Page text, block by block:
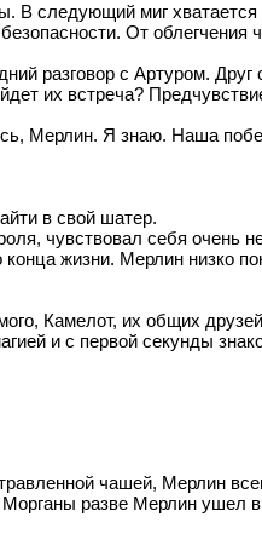
В следующий миг
От облегчения
разговор с Артуром. Друг
их встреча?
Мерлин. Я знаю. Наша
в свой шатер.
чувствовал себя очень
жизни. Мерлин низко
Камелот, их общих
и с первой секунды
чашей, Мерлин
разве Мерлин ушел